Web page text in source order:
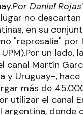
Por Daniel
no descartan
en su
"represalia" por
un lado,
canal Martín
y Uruguay-, hace
más de
utilizar el canal
donde